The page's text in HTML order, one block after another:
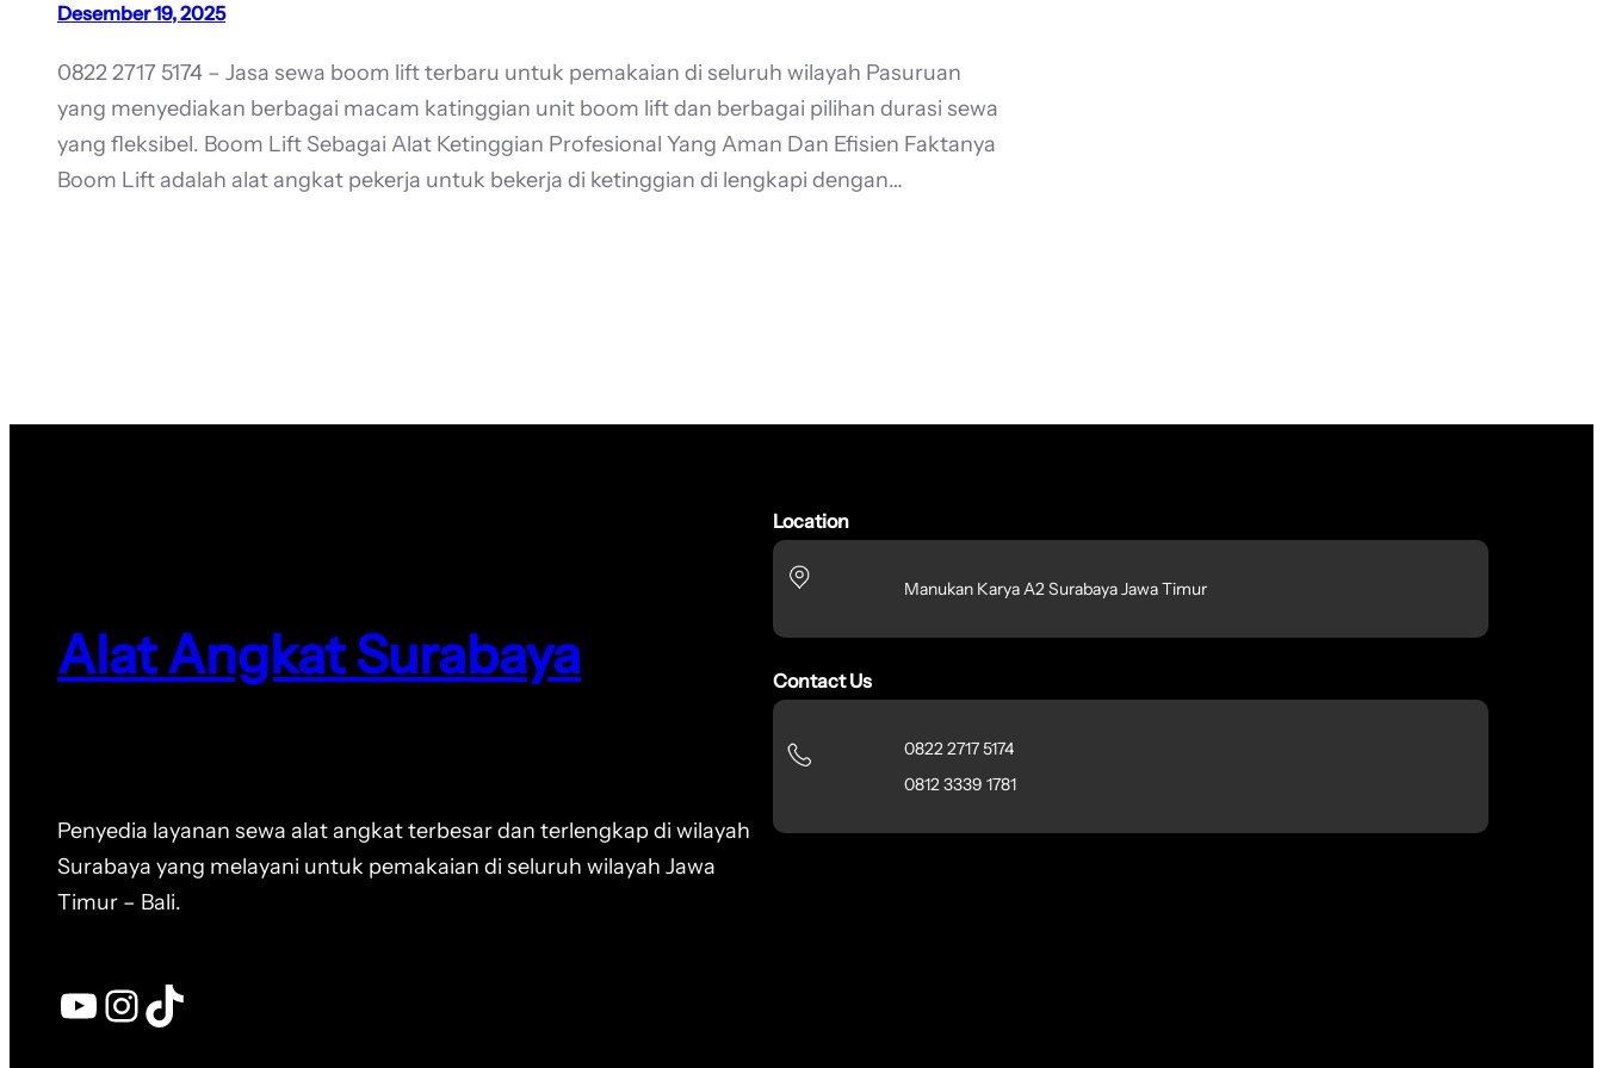
Desember 19, 2025
0822 2717 5174 – Jasa sewa boom lift terbaru untuk pemakaian di seluruh wilayah Pasuruan
yang menyediakan berbagai macam katinggian unit boom lift dan berbagai pilihan durasi sewa
yang fleksibel. Boom Lift Sebagai Alat Ketinggian Profesional Yang Aman Dan Efisien Faktanya
Boom Lift adalah alat angkat pekerja untuk bekerja di ketinggian di lengkapi dengan…
Alat Angkat Surabaya
Penyedia layanan sewa alat angkat terbesar dan terlengkap di wilayah
Surabaya yang melayani untuk pemakaian di seluruh wilayah Jawa
Timur – Bali.
YouTube InstagramTikTok
Location
Manukan Karya A2 Surabaya Jawa Timur
Contact Us
0822 2717 5174
0812 3339 1781